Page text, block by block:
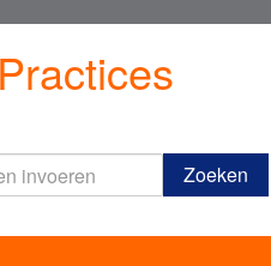
Trefwoorden
invoeren
Zoeken